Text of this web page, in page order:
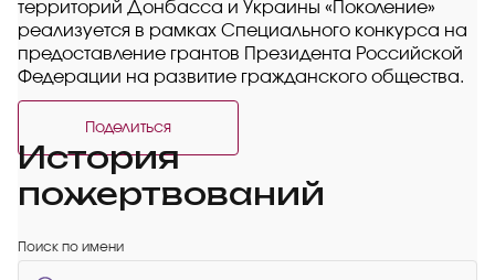
территорий Донбасса и Украины «Поколение»
реализуется в рамках Специального конкурса на
предоставление грантов Президента Российской
Федерации на развитие гражданского общества.
Поделиться
История
пожертвований
Поиск по имени